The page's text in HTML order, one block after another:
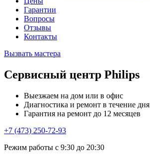
Гарантии
Вопросы
Отзывы
Контакты
Вызвать мастера
Сервисный центр Philips
Выезжаем на дом или в офис
Диагностика и ремонт в течение дня
Гарантия на ремонт до 12 месяцев
+7 (473) 250-72-93
Режим работы с 9:30 до 20:30